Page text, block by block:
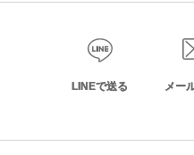
LINEで送る メー